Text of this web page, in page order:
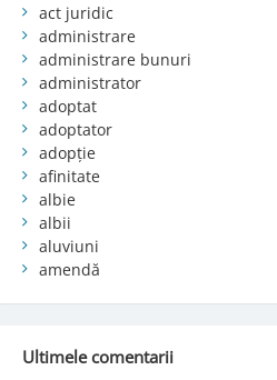
act juridic
administrare
administrare bunuri
administrator
adoptat
adoptator
adopție
afinitate
albie
albii
aluviuni
amendă
Ultimele comentarii